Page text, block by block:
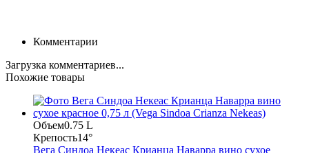
Комментарии
Загрузка комментариев...
Похожие товары
Объем0.75 L
Крепость14°
Вега Синдоа Некеас Крианца Наварра вино сухое